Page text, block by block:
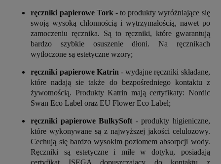
ręczniki papierowe Tork - to produkty wyróżniające się
swoją wysoką chłonnością i wytrzymałością, nawet po
zamoczeniu ręcznika. Są to ręczniki, które gwarantują
bardzo szybkie osuszenie dłoni. Na ręcznikach
wytłoczone są estetyczne wzory;
ręczniki papierowe Katrin - wydajne ręczniki składane,
które nadają sie także do bezpośredniego kontaktu z
żywotnością. Produkty Katrin mają certyfikaty: Nordic
Swan Eco Label oraz EU Flower Eco Label;
ręczniki papierowe BulkySoft - produkty higieniczne,
które wykonywane są z najwyższej jakości celulozowy.
Cechują się bardzo wysokim poziomem absorpcji wody.
Ręczniki są estetyczne i miłe w dotyku, posiadają
certyfikat ISEGA dopuszczający do kontaktu z